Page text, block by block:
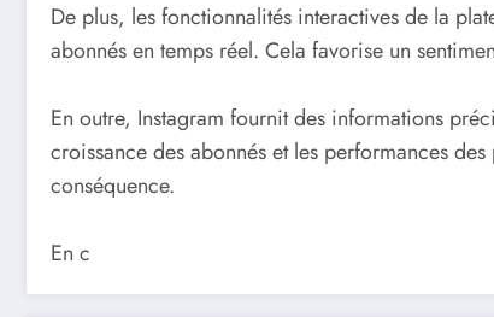
De plus, les fonctionnalités interactives de la
abonnés en temps réel. Cela favorise un
En outre, Instagram fournit des informations
croissance des abonnés et les performances
conséquence.
En c